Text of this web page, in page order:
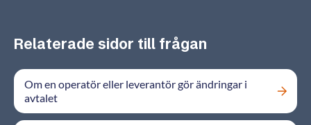
Relaterade sidor till frågan
Om en operatör eller leverantör gör ändringar i
avtalet